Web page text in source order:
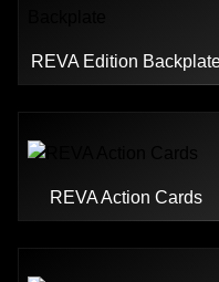
REVA Edition
REVA Action Cards